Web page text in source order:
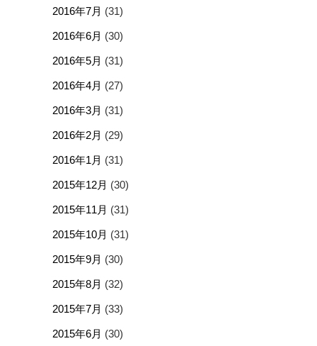
2016年7月 (31)
2016年6月 (30)
2016年5月 (31)
2016年4月 (27)
2016年3月 (31)
2016年2月 (29)
2016年1月 (31)
2015年12月 (30)
2015年11月 (31)
2015年10月 (31)
2015年9月 (30)
2015年8月 (32)
2015年7月 (33)
2015年6月 (30)